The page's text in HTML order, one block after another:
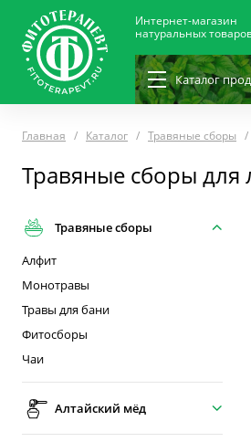
Интернет-магазин
натуральных
Каталог
Главная Каталог Травяные сборы
Травяные сборы
Травяные сборы
Алфит
Монотравы
Травы для бани
Фитосборы
Чаи
Алтайский мёд